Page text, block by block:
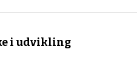
i udvikling